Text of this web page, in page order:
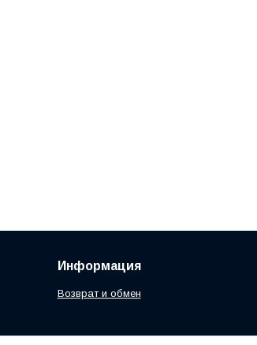
Информация
Возврат и обмен